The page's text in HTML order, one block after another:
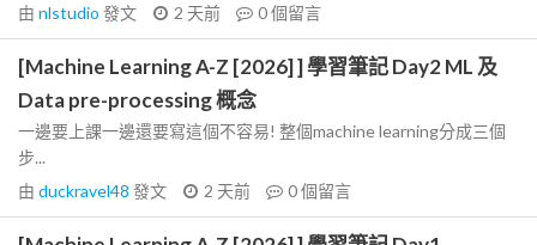
由 nlstudio 發文 2 天前 0個留言
[Machine Learning A-Z [2026] ] 學習筆記 Day2 ML 及
Data pre-processing 概念
一邊要上課一邊還要寫這個不容易! 整個machine learning分成三個
步...
由 duckravel48 發文 2 天前 0個留言